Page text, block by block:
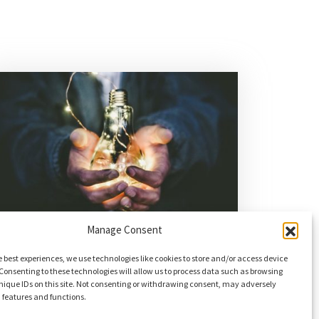
Manage Consent
best experiences, we use technologies like cookies to store and/or access device
to these technologies will allow us to process data such as browsing
IDs on this site. Not consenting or withdrawing consent, may adversely
and functions.
ELLENÁLLÁS
EGYÜTTMŰKÖDÉS